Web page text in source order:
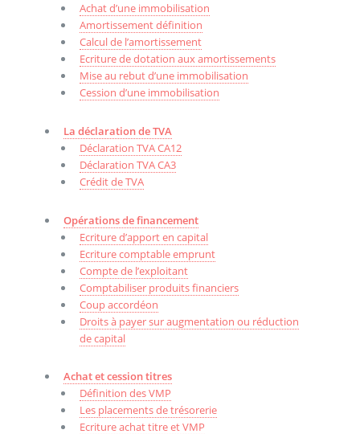
Achat d’une immobilisation
Amortissement définition
Calcul de l’amortissement
Ecriture de dotation aux amortissements
Mise au rebut d’une immobilisation
Cession d’une immobilisation
La déclaration de TVA
Déclaration TVA CA12
Déclaration TVA CA3
Crédit de TVA
Opérations de financement
Ecriture d’apport en capital
Ecriture comptable emprunt
Compte de l’exploitant
Comptabiliser produits financiers
Coup accordéon
Droits à payer sur augmentation ou réduction
de capital
Achat et cession titres
Définition des VMP
Les placements de trésorerie
Ecriture achat titre et VMP